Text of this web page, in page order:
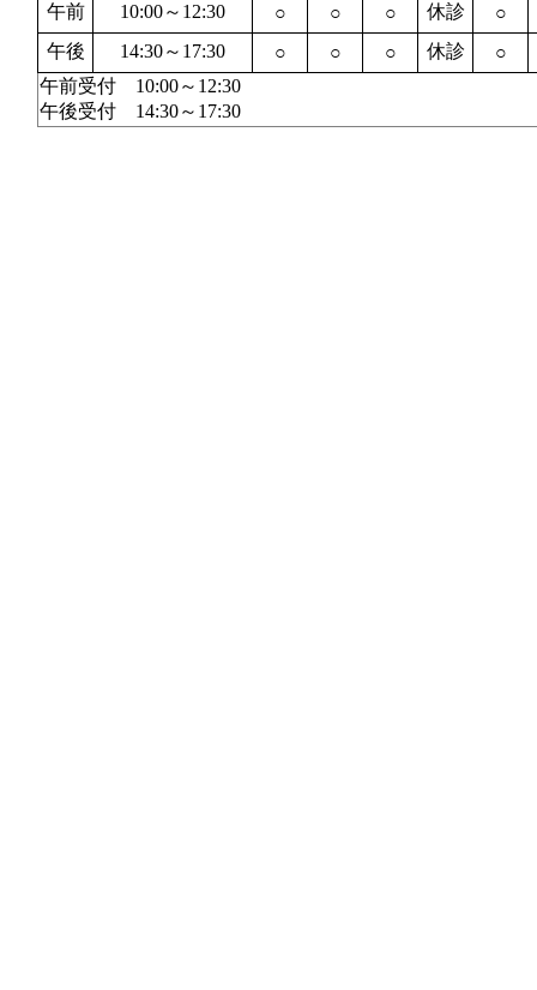
午前
10:00～12:30 ○ ○ ○ 休診
○
午後
14:30～17:30 ○ ○ ○ 休診
○
午前受付 10:00～12:30
午後受付 14:30～17:30